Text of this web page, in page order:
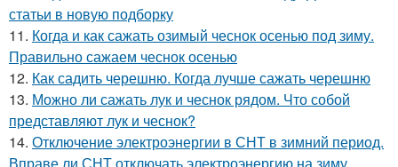
статьи в новую подборку
11. Когда и как сажать озимый чеснок осенью под зиму.
Правильно сажаем чеснок осенью
12. Как садить черешню. Когда лучше сажать черешню
13. Можно ли сажать лук и чеснок рядом. Что собой
представляют лук и чеснок?
14. Отключение электроэнергии в СНТ в зимний период.